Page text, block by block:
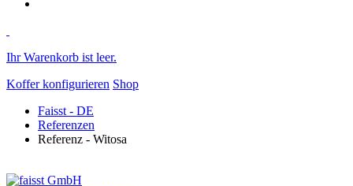
Ihr Warenkorb ist leer.
Koffer konfigurieren Shop
Faisst - DE
Referenzen
Referenz - Witosa